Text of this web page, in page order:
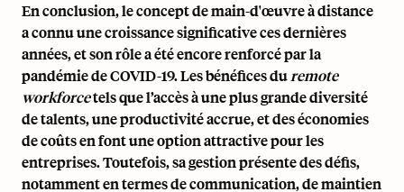
En conclusion, le concept de main-d'œuvre à distance
a connu une croissance significative ces dernières
années, et son rôle a été encore renforcé par la
pandémie de COVID-19. Les bénéfices duremote
workforcetels que l’accès à une plus grande diversité
de talents, une productivité accrue, et des économies
de coûts en font une option attractive pour les
entreprises. Toutefois, sa gestion présente des défis,
notamment en termes de communication, de maintien